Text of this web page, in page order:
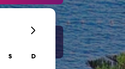
S D